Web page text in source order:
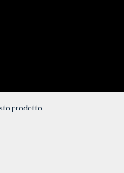
prodotto.